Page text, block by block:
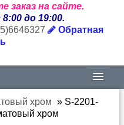
заказ на сайте.
до 19:00.
Обратная
хром » S-2201-
хром